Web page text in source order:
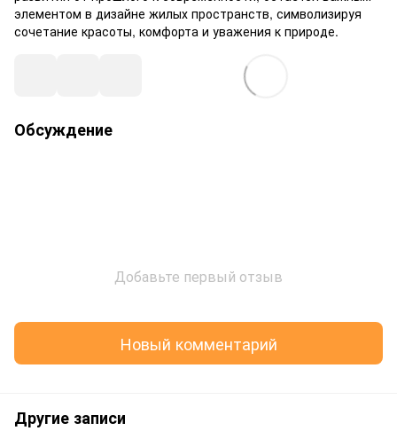
элементом в дизайне жилых пространств, символизируя
сочетание красоты, комфорта и уважения к природе.
Обсуждение
Добавьте первый отзыв
Новый комментарий
Другие записи